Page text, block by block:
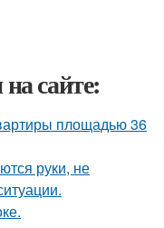
сайте:
площадью 36
руки, не